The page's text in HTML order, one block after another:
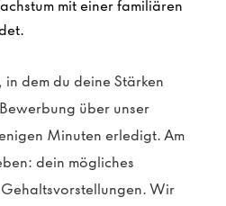
mit einer familiären
dem du deine Stärken
über unser
Minuten erledigt. Am
dein mögliches
Wir